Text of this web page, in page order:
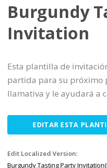
Burgundy
Invitation
Esta plantilla de
partida para su próximo
llamativa y le ayudará a
EDITAR ESTA
Edit Localized Version:
Burgundy Tasting Party